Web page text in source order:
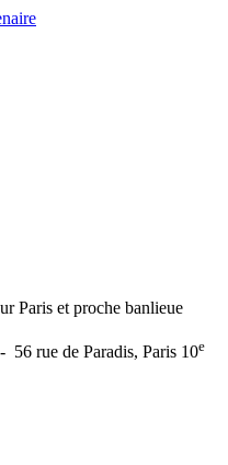
Paris et proche banlieue
rue de Paradis, Paris 10e